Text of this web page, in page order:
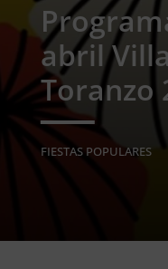
abril
Toranzo
FIESTAS POPULARES